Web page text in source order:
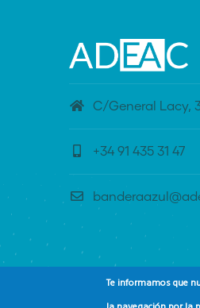
C/General Lacy,
+34 91 435 31 47
Te informamos que